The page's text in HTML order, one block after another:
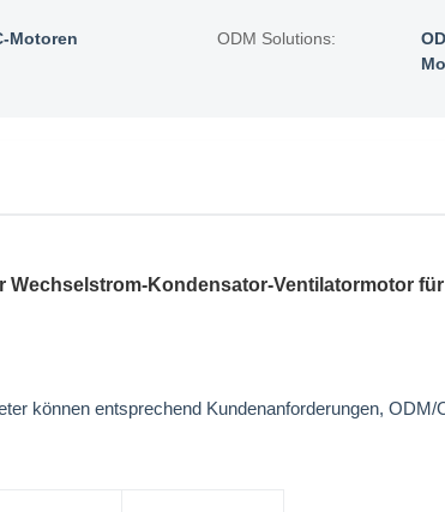
Motoren ODM Solutions:
Wechselstrom-Kondensator-Ventilatormotor
können entsprechend Kundenanforderungen,